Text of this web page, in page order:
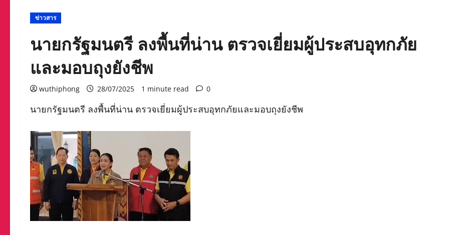
ข่าวสาร
นายกรัฐมนตรี ลงพื้นที่น่าน ตรวจเยี่ยมผู้ประสบอุทกภัย
และมอบถุงยังชีพ
wuthiphong 28/07/2025 1 minute read 0
นายกรัฐมนตรี ลงพื้นที่น่าน ตรวจเยี่ยมผู้ประสบอุทกภัยและมอบถุงยังชีพ